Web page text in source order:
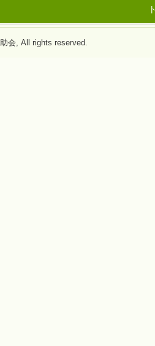
会, All rights reserved.